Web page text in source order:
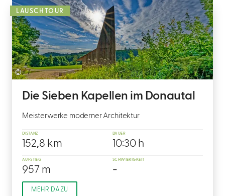
LAUSCHTOUR
©
Die Sieben Kapellen im Donautal
Meisterwerke moderner Architektur
DISTANZ
152,8 km
DAUER
10:30 h
AUFSTIEG
957 m
SCHWIERIGKEIT
-
MEHR DAZU